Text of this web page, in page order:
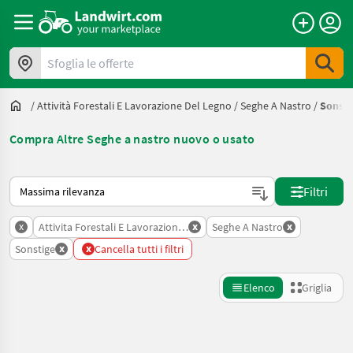
Sfoglia le offerte
/Attività Forestali E Lavorazione Del Legno /Seghe A Nastro /
Compra Altre Seghe a nastro nuovo o usato
Ecco come viene ordinato su Landwirt.com
Filtri
x Attivita Forestali E Lavorazione Del Legno
x Seghe A Nastro x
Sonstige x x Cancella tutti i filtri
Elenco Griglia